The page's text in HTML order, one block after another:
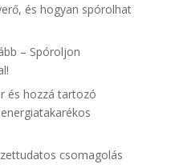
és hogyan spórolhat
– Spóroljon
és hozzá tartozó
csomagolás